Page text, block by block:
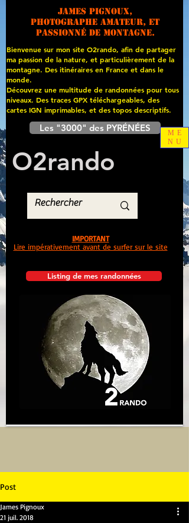
James PIGNOUX,
photographe amateur, et
passionné de montagne.
Bienvenue sur mon site O2rando, afin de partager
ma passion de la nature, et particulièrement de la
montagne. Des itinéraires en France et dans le
monde.
Découvrez une multitude de randonnées pour tous
niveaux. Des traces GPX téléchargeables, des
cartes IGN imprimables, et des topos descriptifs.
Les "3000" des PYRÉNÉES
O2rando
Listing de mes randonnées
IMPORTANT
Lire impérativement avant de surfer sur le site
ME
NU
Post
James Pignoux
21 juil. 2018